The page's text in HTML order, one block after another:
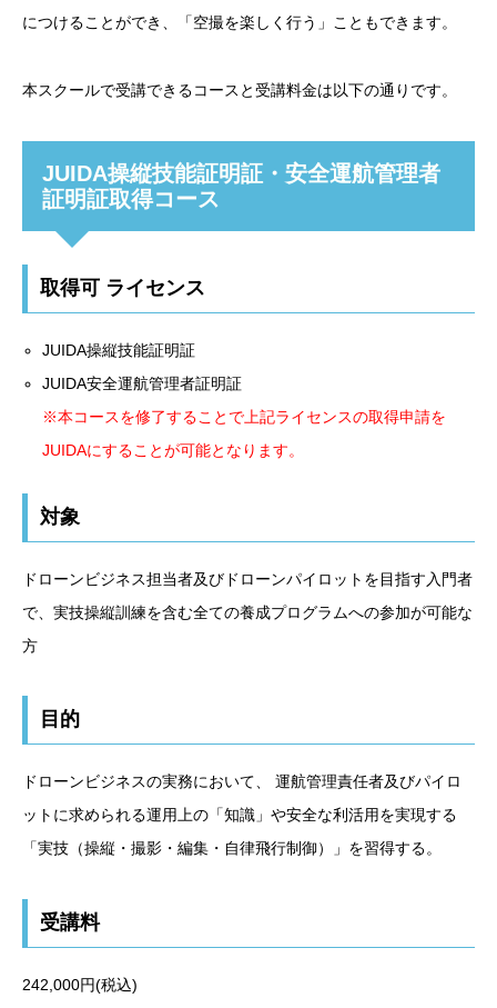
につけることができ、「空撮を楽しく行う」こともできます。
本スクールで受講できるコースと受講料金は以下の通りです。
JUIDA操縦技能証明証・安全運航管理者
証明証取得コース
取得可 ライセンス
JUIDA操縦技能証明証
JUIDA安全運航管理者証明証
※本コースを修了することで上記ライセンスの取得申請を
JUIDAにすることが可能となります。
対象
ドローンビジネス担当者及びドローンパイロットを目指す入門者
で、実技操縦訓練を含む全ての養成プログラムへの参加が可能な
方
目的
ドローンビジネスの実務において、 運航管理責任者及びパイロ
ットに求められる運用上の「知識」や安全な利活用を実現する
「実技（操縦・撮影・編集・自律飛行制御）」を習得する。
受講料
242,000円(税込)